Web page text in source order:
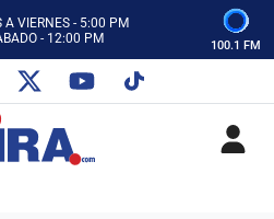
A VIERNES - 5:00 PM
- 12:00 PM
LIRA Y SU EQUIPO
A VIERNES - 5:00 PM
- 12:00 PM
100.1 FM